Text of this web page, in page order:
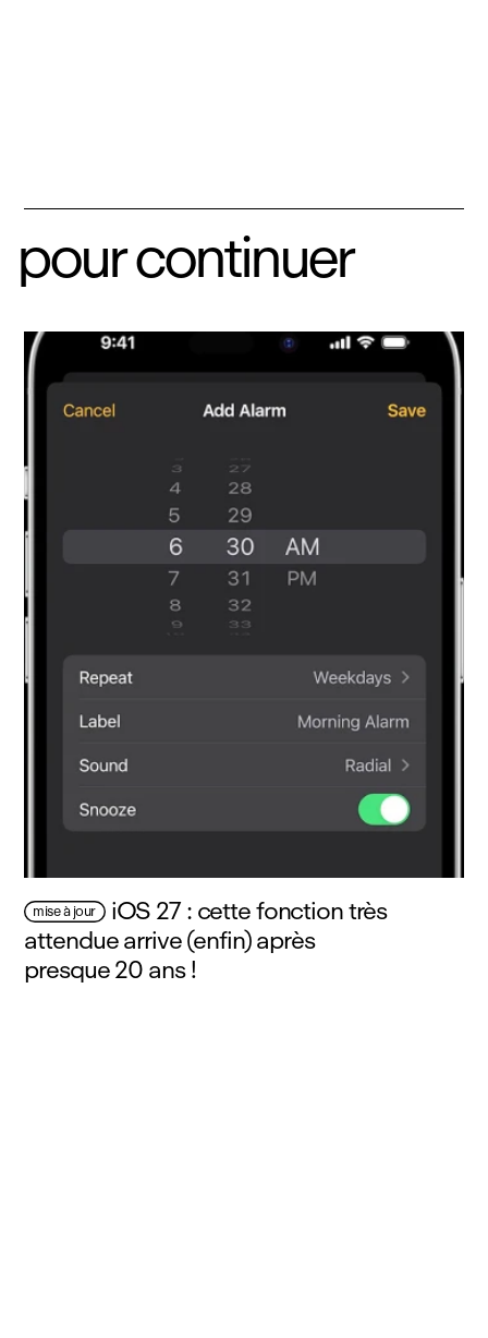
pour continuer
mise à jour iOS 27 : cette fonction très
attendue arrive (enfin) après
presque 20 ans !